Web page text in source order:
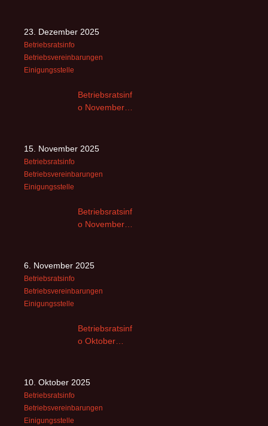
23. Dezember 2025
Betriebsratsinfo
Betriebsvereinbarungen
Einigungsstelle
Betriebsratsinf
o November
15. November 2025
Betriebsratsinfo
Betriebsvereinbarungen
Einigungsstelle
Betriebsratsinf
o November
6. November 2025
Betriebsratsinfo
Betriebsvereinbarungen
Einigungsstelle
Betriebsratsinf
o Oktober
10. Oktober 2025
Betriebsratsinfo
Betriebsvereinbarungen
Einigungsstelle